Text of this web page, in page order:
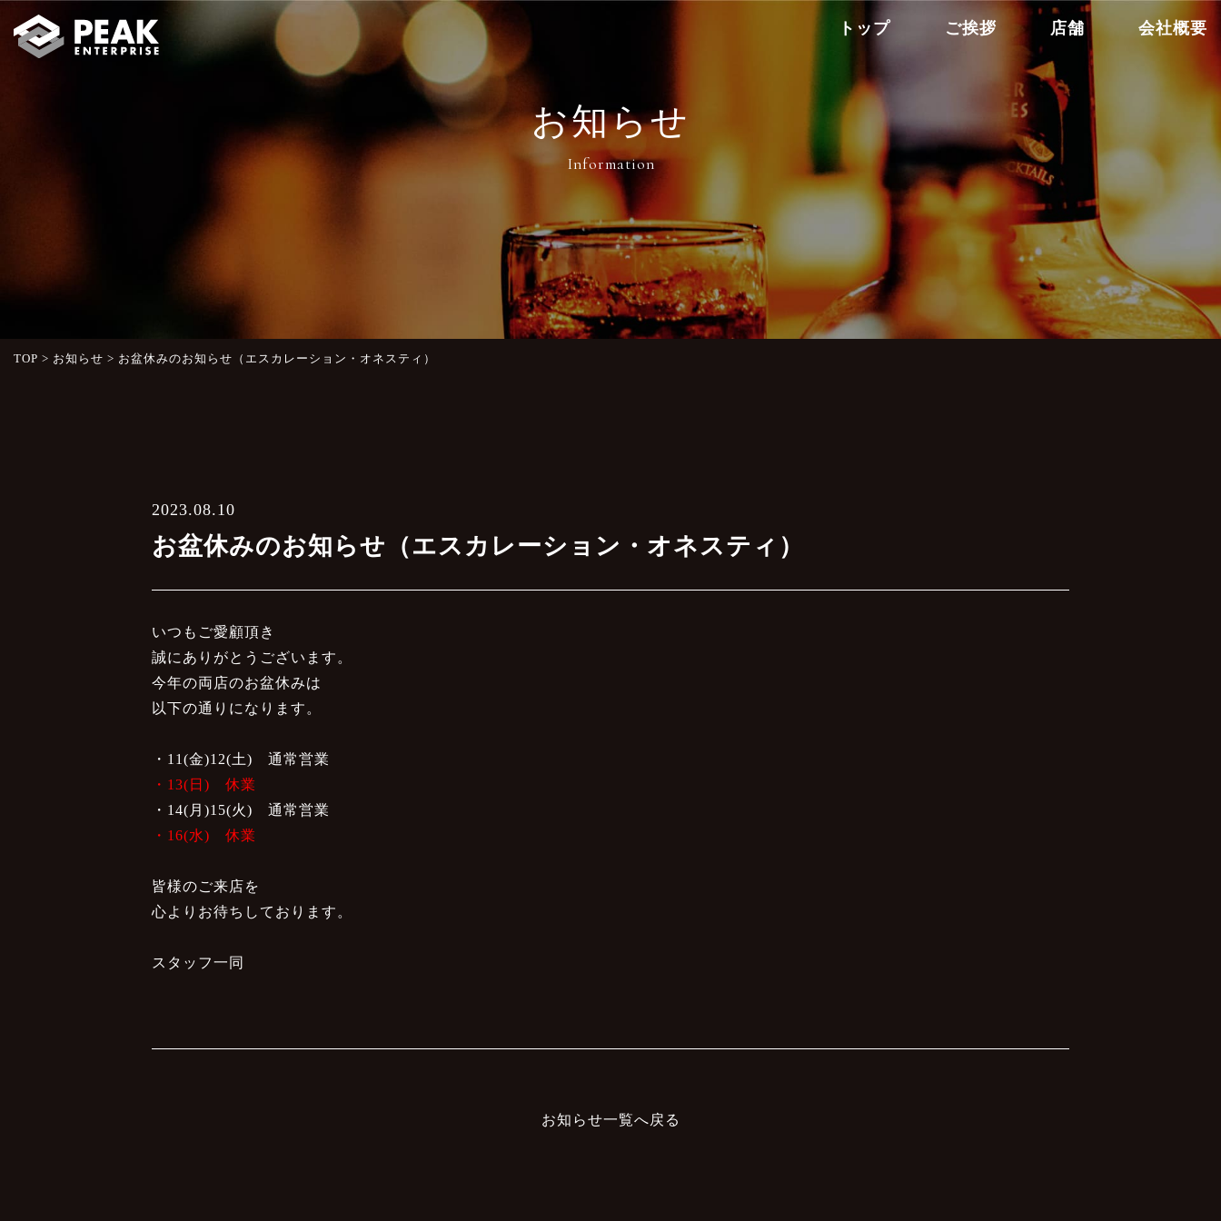
トップ ご挨拶 店舗 会社概要
お知らせ
TOP > お知らせ > お盆休みのお知らせ（エスカレーション・オネスティ）
2023.08.10
お盆休みのお知らせ（エスカレーション・オネスティ）
いつもご愛顧頂き
誠にありがとうございます。
今年の両店のお盆休みは
以下の通りになります。
・11(金)12(土) 通常営業
・13(日) 休業
・14(月)15(火) 通常営業
・16(水) 休業
皆様のご来店を
心よりお待ちしております。
スタッフ一同
お知らせ一覧へ戻る